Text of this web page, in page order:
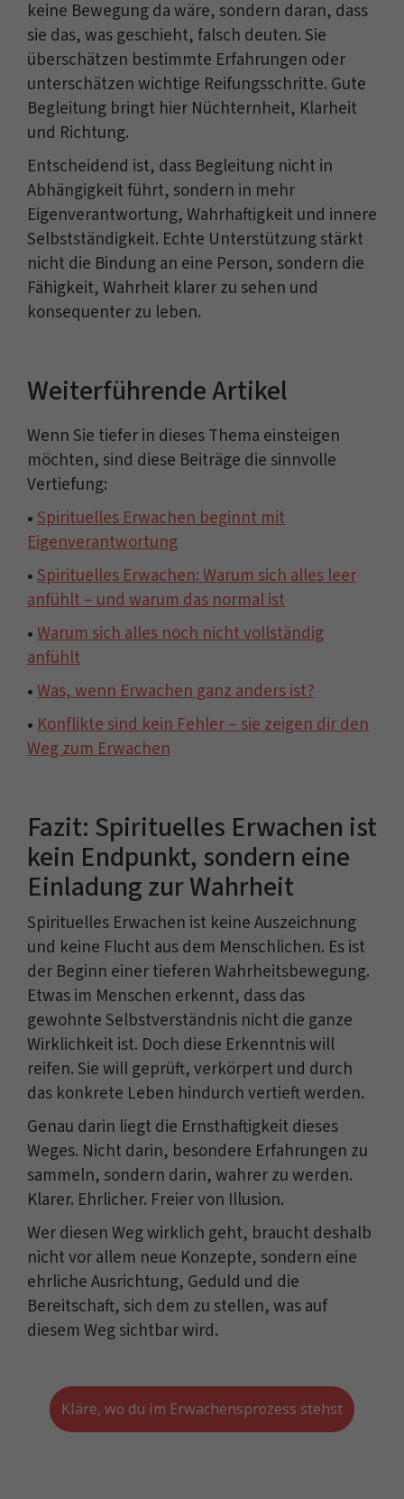
keine Bewegung da wäre, sondern daran, dass
sie das, was geschieht, falsch deuten. Sie
überschätzen bestimmte Erfahrungen oder
unterschätzen wichtige Reifungsschritte. Gute
Begleitung bringt hier Nüchternheit, Klarheit
und Richtung.
Entscheidend ist, dass Begleitung nicht in
Abhängigkeit führt, sondern in mehr
Eigenverantwortung, Wahrhaftigkeit und innere
Selbstständigkeit. Echte Unterstützung stärkt
nicht die Bindung an eine Person, sondern die
Fähigkeit, Wahrheit klarer zu sehen und
konsequenter zu leben.
Weiterführende Artikel
Wenn Sie tiefer in dieses Thema einsteigen
möchten, sind diese Beiträge die sinnvolle
Vertiefung:
•Spirituelles Erwachen beginnt mit
Eigenverantwortung
•Spirituelles Erwachen: Warum sich alles leer
anfühlt – und warum das normal ist
•Warum sich alles noch nicht vollständig
anfühlt
•Was, wenn Erwachen ganz anders ist?
•Konflikte sind kein Fehler – sie zeigen dir den
Weg zum Erwachen
Fazit: Spirituelles Erwachen ist
kein Endpunkt, sondern eine
Einladung zur Wahrheit
Spirituelles Erwachen ist keine Auszeichnung
und keine Flucht aus dem Menschlichen. Es ist
der Beginn einer tieferen Wahrheitsbewegung.
Etwas im Menschen erkennt, dass das
gewohnte Selbstverständnis nicht die ganze
Wirklichkeit ist. Doch diese Erkenntnis will
reifen. Sie will geprüft, verkörpert und durch
das konkrete Leben hindurch vertieft werden.
Genau darin liegt die Ernsthaftigkeit dieses
Weges. Nicht darin, besondere Erfahrungen zu
sammeln, sondern darin, wahrer zu werden.
Klarer. Ehrlicher. Freier von Illusion.
Wer diesen Weg wirklich geht, braucht deshalb
nicht vor allem neue Konzepte, sondern eine
ehrliche Ausrichtung, Geduld und die
Bereitschaft, sich dem zu stellen, was auf
diesem Weg sichtbar wird.
Kläre, wo du im Erwachensprozess stehst